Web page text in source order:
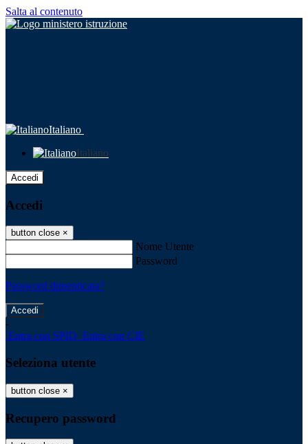
Salta al contenuto
Italiano
Italiano
Accedi
Accedi
button close ×
Nome Utente
Password
Password dimenticata?
-
Entra con SPID Entra con CIE
Seleziona utente
button close ×
Recupero password